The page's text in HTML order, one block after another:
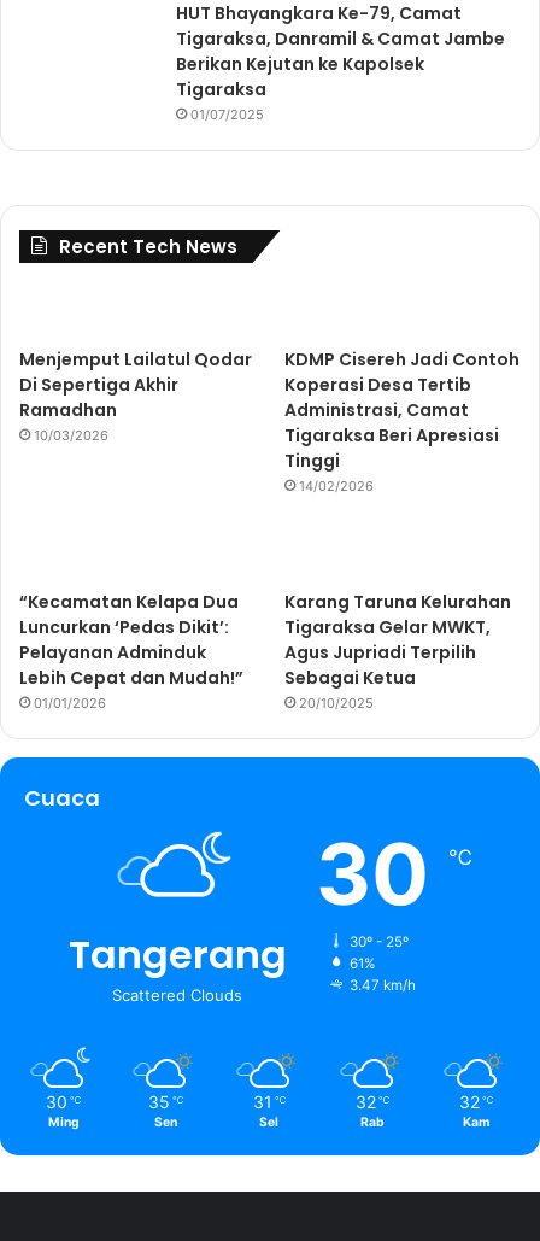
HUT Bhayangkara Ke-79, Camat
Tigaraksa, Danramil & Camat Jambe
Berikan Kejutan ke Kapolsek
Tigaraksa
01/07/2025
Recent Tech News
Menjemput Lailatul Qodar
Di Sepertiga Akhir
Ramadhan
10/03/2026
KDMP Cisereh Jadi Contoh
Koperasi Desa Tertib
Administrasi, Camat
Tigaraksa Beri Apresiasi
Tinggi
14/02/2026
“Kecamatan Kelapa Dua
Luncurkan ‘Pedas Dikit’:
Pelayanan Adminduk
Lebih Cepat dan Mudah!”
01/01/2026
Karang Taruna Kelurahan
Tigaraksa Gelar MWKT,
Agus Jupriadi Terpilih
Sebagai Ketua
20/10/2025
Cuaca
Tangerang
Scattered Clouds
30 ℃
30º - 25º
61%
3.47 km/h
30 ℃
Ming
35 ℃
Sen
31 ℃
Sel
32 ℃
Rab
32 ℃
Kam